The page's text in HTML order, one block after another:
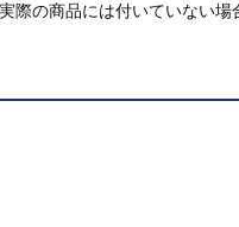
の商品には付いていない場